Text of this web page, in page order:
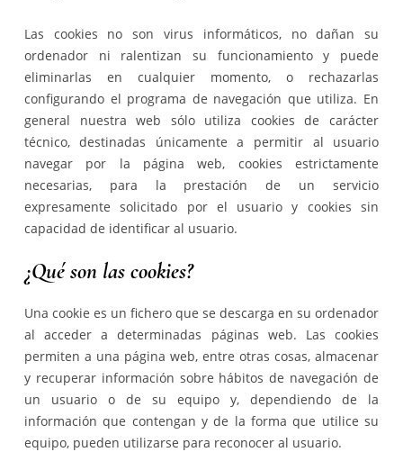
Las cookies no son virus informáticos, no dañan su
ordenador ni ralentizan su funcionamiento y puede
eliminarlas en cualquier momento, o rechazarlas
configurando el programa de navegación que utiliza. En
general nuestra web sólo utiliza cookies de carácter
técnico, destinadas únicamente a permitir al usuario
navegar por la página web, cookies estrictamente
necesarias, para la prestación de un servicio
expresamente solicitado por el usuario y cookies sin
capacidad de identificar al usuario.
¿Qué son las cookies?
Una cookie es un fichero que se descarga en su ordenador
al acceder a determinadas páginas web. Las cookies
permiten a una página web, entre otras cosas, almacenar
y recuperar información sobre hábitos de navegación de
un usuario o de su equipo y, dependiendo de la
información que contengan y de la forma que utilice su
equipo, pueden utilizarse para reconocer al usuario.